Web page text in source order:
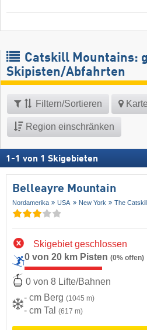
Catskill Mountains:
Skipisten/Abfahrten
Filtern/Sortieren
Region einschränken
1 -1 von 1 Skigebieten
Belleayre Mountain
Nordamerika USA New York The
Skigebiet geschlossen
0 von 20 km Pisten (0% offen)
0 von 8 Lifte/Bahnen
- cm Berg (1045 m)
- cm Tal (617 m)